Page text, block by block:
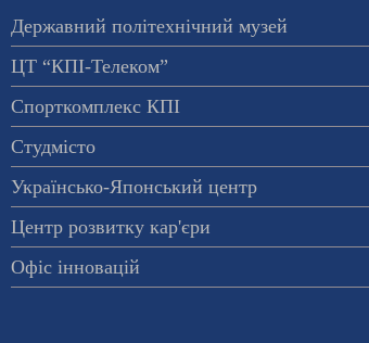
Державний політехнічний музей
ЦТ “КПІ-Телеком”
Спорткомплекс КПІ
Студмісто
Українсько-Японський центр
Центр розвитку кар'єри
Офіс інновацій